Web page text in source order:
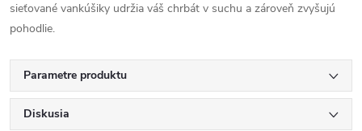
sieťované vankúšiky udržia váš chrbát v suchu a zároveň zvyšujú
pohodlie.
Parametre produktu
Diskusia